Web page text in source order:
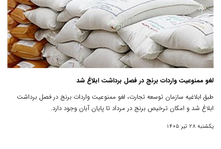
لغو ممنوعیت واردات برنج در فصل برداشت ابلاغ شد
طبق ابلاغیه سازمان توسعه تجارت، لغو ممنوعیت واردات برنج در فصل برداشت
ابلاغ شد و امکان ترخیص برنج در مرداد تا پایان آبان وجود دارد.
یکشنبه 28 تیر 1405